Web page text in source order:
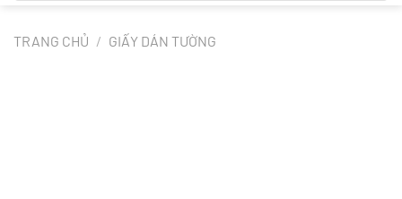
TRANG CHỦ / GIẤY DÁN TƯỜNG